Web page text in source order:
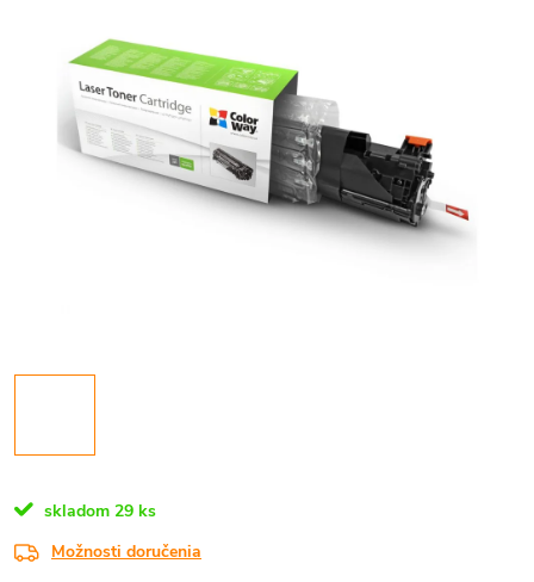
skladom 29 ks
Možnosti doručenia